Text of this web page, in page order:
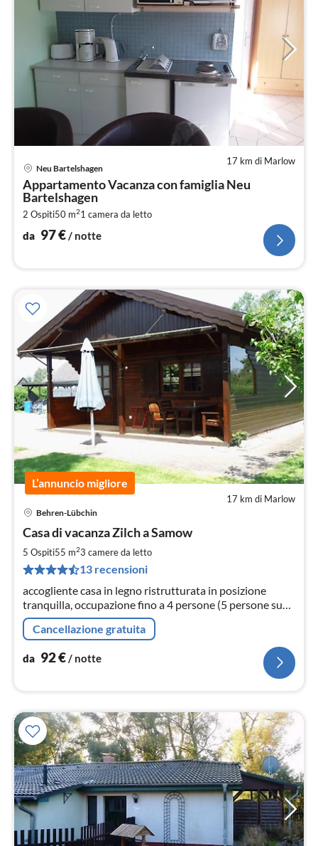
17 km di Marlow
Neu Bartelshagen
Appartamento Vacanza con famiglia Neu
Bartelshagen
2 Ospiti50 m21 camera da letto
da 97€/ notte
L’annuncio migliore
17 km di Marlow
Behren-Lübchin
Casa di vacanza Zilch a Samow
5 Ospiti55 m23 camere da letto
13 recensioni
accogliente casa in legno ristrutturata in posizione
tranquilla, occupazione fino a 4 persone (5 persone su
richiesta),
Cancellazione gratuita
da 92€ / notte